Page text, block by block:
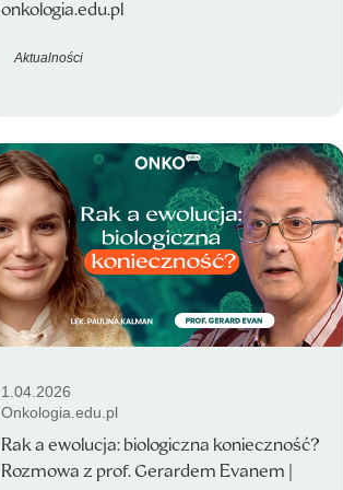
onkologia.edu.pl
Aktualności
1.04.2026
Onkologia.edu.pl
Rak a ewolucja: biologiczna konieczność?
Rozmowa z prof. Gerardem Evanem |